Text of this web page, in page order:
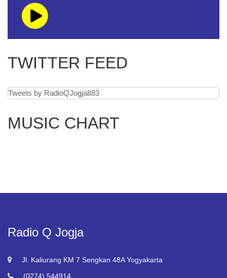
TWITTER FEED
Tweets by RadioQJogja883
MUSIC CHART
Radio Q Jogja
Jl. Kaliurang KM 7 Sengkan 48A Yogyakarta
(0274) 544914